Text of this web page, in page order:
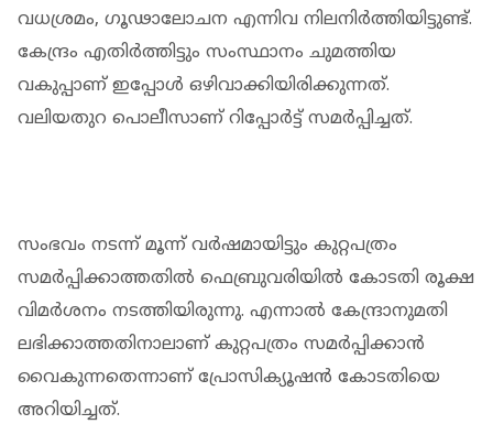
വധശ്രമം, ഗൂഢാലോചന എന്നിവ നിലനിര്‍ത്തിയിട്ടുണ്ട്.
കേന്ദ്രം എതിര്‍ത്തിട്ടും സംസ്ഥാനം ചുമത്തിയ
വകുപ്പാണ് ഇപ്പോള്‍ ഒഴിവാക്കിയിരിക്കുന്നത്.
വലിയതുറ പൊലീസാണ് റിപ്പോര്‍ട്ട് സമര്‍പ്പിച്ചത്.
സംഭവം നടന്ന് മൂന്ന് വര്‍ഷമായിട്ടും കുറ്റപത്രം
സമര്‍പ്പിക്കാത്തതില്‍ ഫെബ്രുവരിയില്‍ കോടതി രൂക്ഷ
വിമര്‍ശനം നടത്തിയിരുന്നു. എന്നാല്‍ കേന്ദ്രാനുമതി
ലഭിക്കാത്തതിനാലാണ് കുറ്റപത്രം സമര്‍പ്പിക്കാന്‍
വൈകുന്നതെന്നാണ് പ്രോസിക്യൂഷന്‍ കോടതിയെ
അറിയിച്ചത്.